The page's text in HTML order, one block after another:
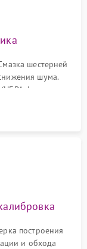
шестерней
шума.
фильтров,
разъемов и
построения
и обхода